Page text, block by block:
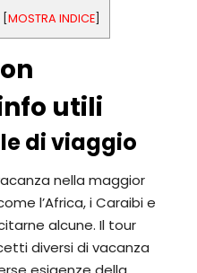
MOSTRA INDICE
utili
di viaggio
nella maggior
l’Africa, i Caraibi e
alcune. Il tour
diversi di vacanza